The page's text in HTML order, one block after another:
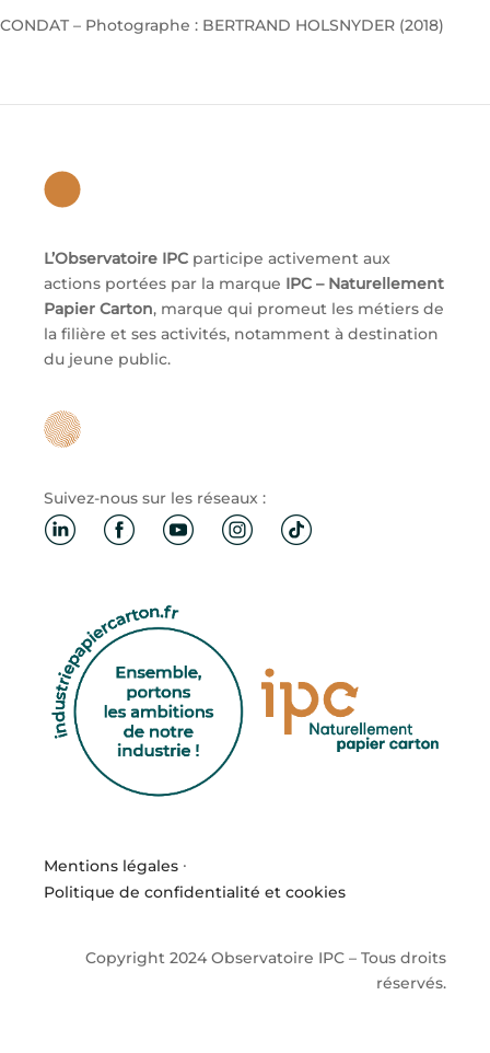
CONDAT – Photographe : BERTRAND HOLSNYDER (2018)
L’Observatoire IPC participe activement aux
actions portées par la marque IPC – Naturellement
Papier Carton, marque qui promeut les métiers de
la filière et ses activités, notamment à destination
du jeune public.
Suivez-nous sur les réseaux :
Mentions légales ·
Politique de confidentialité et cookies
Copyright 2024 Observatoire IPC – Tous droits
réservés.